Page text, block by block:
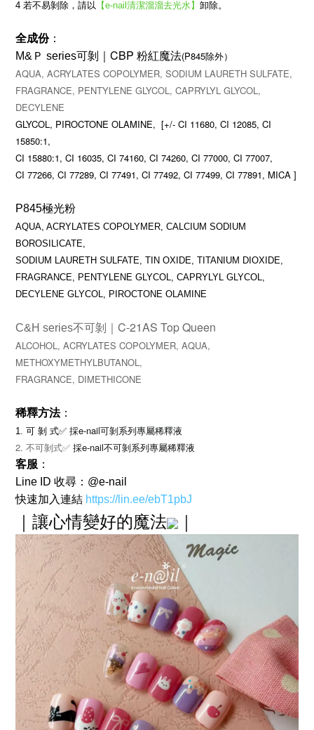
4 若不易剝除，請以 【e-nail清潔溜溜去光水】 卸除。
全成份：
M&Ｐ series可剝
｜CBP 粉紅魔法(P845除外）
AQUA, ACRYLATES COPOLYMER, SODIUM LAURETH SULFATE,
FRAGRANCE, PENTYLENE GLYCOL, CAPRYLYL GLYCOL,
DECYLENE
GLYCOL, PIROCTONE OLAMINE, [+/- CI 11680, CI 12085, CI
15850:1,
CI 15880:1, CI 16035, CI 74160, CI 74260, CI 77000, CI 77007,
CI 77266, CI 77289, CI 77491, CI 77492, CI 77499, CI 77891, MICA ]
P845極光粉
AQUA, ACRYLATES COPOLYMER, CALCIUM SODIUM
BOROSILICATE,
SODIUM LAURETH SULFATE, TIN OXIDE, TITANIUM DIOXIDE,
FRAGRANCE, PENTYLENE GLYCOL, CAPRYLYL GLYCOL,
DECYLENE GLYCOL, PIROCTONE OLAMINE
C&H series不可剝 ｜ C-21AS Top Queen
ALCOHOL, ACRYLATES COPOLYMER, AQUA,
METHOXYMETHYLBUTANOL,
FRAGRANCE, DIMETHICONE
稀釋方法：
1. 可 剝 式✅ 採e-nail可剝系列專屬稀釋液
2. 不可剝式✅ 採e-nail不可剝系列專屬稀釋液
客服 ：
Line ID 收尋：@e-nail
快速加入連結 https://lin.ee/ebT1pbJ
｜ 讓心情變好的魔法 ｜